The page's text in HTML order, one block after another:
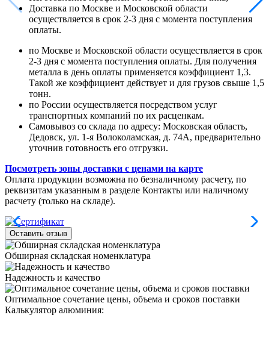
Доставка по Москве и Московской области
осуществляется в срок 2-3 дня с момента поступления
оплаты.
по Москве и Московской области осуществляется в срок
2-3 дня с момента поступления оплаты. Для получения
металла в день оплаты применяется коэффициент 1,3.
Такой же коэффициент действует и для грузов свыше 1,5
тонн.
по России осуществляется посредством услуг
транспортных компаний по их расценкам.
Самовывоз со склада по адресу: Московская область,
Дедовск, ул. 1-я Волоколамская, д. 74А, предварительно
уточнив готовность его отгрузки.
Посмотреть зоны доставки с ценами на карте
Оплата продукции возможна по безналичному расчету, по
реквизитам указанным в разделе Контакты или наличному
расчету (только на складе).
Оставить отзыв
Обширная складская номенклатура
Надежность и качество
Оптимальное сочетание цены, объема и сроков поставки
Калькулятор алюминия: